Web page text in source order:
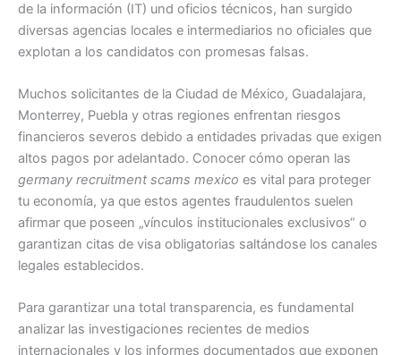
de la información (IT) und oficios técnicos, han surgido
diversas agencias locales e intermediarios no oficiales que
explotan a los candidatos con promesas falsas.
Muchos solicitantes de la Ciudad de México, Guadalajara,
Monterrey, Puebla y otras regiones enfrentan riesgos
financieros severos debido a entidades privadas que exigen
altos pagos por adelantado. Conocer cómo operan las
germany recruitment scams mexico es vital para proteger
tu economía, ya que estos agentes fraudulentos suelen
afirmar que poseen „vínculos institucionales exclusivos“ o
garantizan citas de visa obligatorias saltándose los canales
legales establecidos.
Para garantizar una total transparencia, es fundamental
analizar las investigaciones recientes de medios
internacionales y los informes documentados que exponen